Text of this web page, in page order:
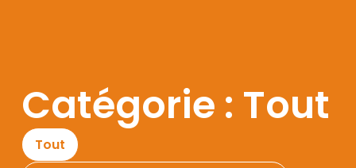
Catégorie : Tout
Tout